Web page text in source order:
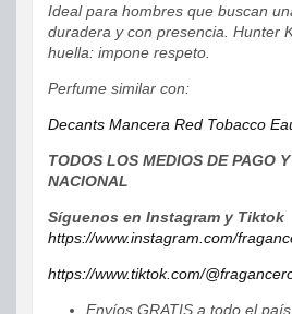
Ideal para hombres que buscan
duradera y con presencia. Hunter
huella: impone respeto.
Perfume similar con:
Decants Mancera Red Tobacco
TODOS LOS MEDIOS DE PAGO
NACIONAL
Síguenos en Instagram y Tiktok
https://www.instagram.com/
https://www.tiktok.com/
Envíos GRATIS a todo el país